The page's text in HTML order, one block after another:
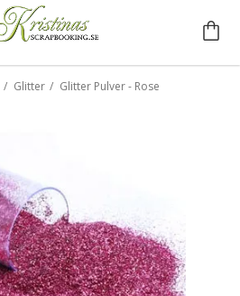
/ Glitter / Glitter Pulver - Rose